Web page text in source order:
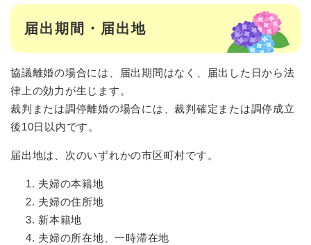
届出期間・届出地
協議離婚の場合には、届出期間はなく、届出した日から法
律上の効力が生じます。
裁判または調停離婚の場合には、裁判確定または調停成立
後10日以内です。
届出地は、次のいずれかの市区町村です。
夫婦の本籍地
夫婦の住所地
新本籍地
夫婦の所在地、一時滞在地